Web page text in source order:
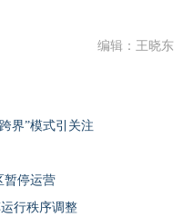
编辑：王晓东
界”模式引关注
暂停运营
行秩序调整